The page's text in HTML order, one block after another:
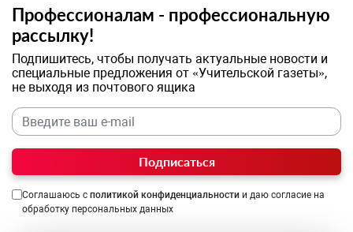
Профессионалам - профессиональную
рассылку!
Подпишитесь, чтобы получать актуальные новости и
специальные предложения от «Учительской газеты»,
не выходя из почтового ящика
Подписаться
Соглашаюсь с политикой конфиденциальности и даю согласие на
обработку персональных данных